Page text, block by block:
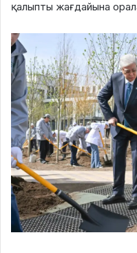
қалыпты жағдайына